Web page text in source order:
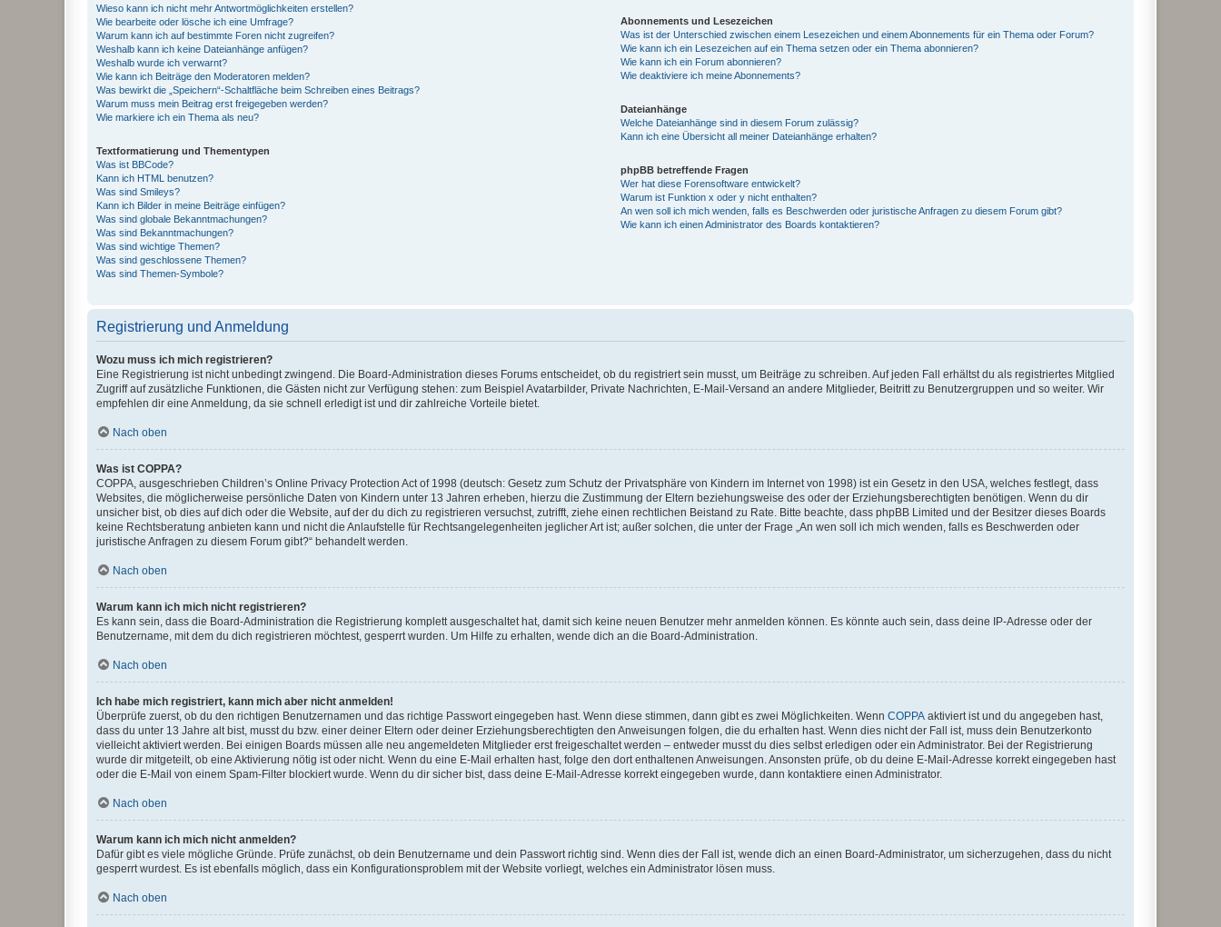
Wieso kann ich nicht mehr Antwortmöglichkeiten erstellen?
Wie bearbeite oder lösche ich eine Umfrage?
Warum kann ich auf bestimmte Foren nicht zugreifen?
Weshalb kann ich keine Dateianhänge anfügen?
Weshalb wurde ich verwarnt?
Wie kann ich Beiträge den Moderatoren melden?
Was bewirkt die „Speichern“-Schaltfläche beim Schreiben eines Beitrags?
Warum muss mein Beitrag erst freigegeben werden?
Wie markiere ich ein Thema als neu?
Textformatierung und Thementypen
Was ist BBCode?
Kann ich HTML benutzen?
Was sind Smileys?
Kann ich Bilder in meine Beiträge einfügen?
Was sind globale Bekanntmachungen?
Was sind Bekanntmachungen?
Was sind wichtige Themen?
Was sind geschlossene Themen?
Was sind Themen-Symbole?
Abonnements und Lesezeichen
Was ist der Unterschied zwischen einem Lesezeichen und einem Abonnements für ein Thema oder Forum?
Wie kann ich ein Lesezeichen auf ein Thema setzen oder ein Thema abonnieren?
Wie kann ich ein Forum abonnieren?
Wie deaktiviere ich meine Abonnements?
Dateianhänge
Welche Dateianhänge sind in diesem Forum zulässig?
Kann ich eine Übersicht all meiner Dateianhänge erhalten?
phpBB betreffende Fragen
Wer hat diese Forensoftware entwickelt?
Warum ist Funktion x oder y nicht enthalten?
An wen soll ich mich wenden, falls es Beschwerden oder juristische Anfragen zu diesem Forum gibt?
Wie kann ich einen Administrator des Boards kontaktieren?
Registrierung und Anmeldung
Wozu muss ich mich registrieren?
Eine Registrierung ist nicht unbedingt zwingend. Die Board-Administration dieses Forums entscheidet, ob du registriert sein musst, um Beiträge zu schreiben. Auf jeden Fall erhältst du als registriertes Mitglied
Zugriff auf zusätzliche Funktionen, die Gästen nicht zur Verfügung stehen: zum Beispiel Avatarbilder, Private Nachrichten, E-Mail-Versand an andere Mitglieder, Beitritt zu Benutzergruppen und so weiter. Wir
empfehlen dir eine Anmeldung, da sie schnell erledigt ist und dir zahlreiche Vorteile bietet.
Nach oben
Was ist COPPA?
COPPA, ausgeschrieben Children’s Online Privacy Protection Act of 1998 (deutsch: Gesetz zum Schutz der Privatsphäre von Kindern im Internet von 1998) ist ein Gesetz in den USA, welches festlegt, dass
Websites, die möglicherweise persönliche Daten von Kindern unter 13 Jahren erheben, hierzu die Zustimmung der Eltern beziehungsweise des oder der Erziehungsberechtigten benötigen. Wenn du dir
unsicher bist, ob dies auf dich oder die Website, auf der du dich zu registrieren versuchst, zutrifft, ziehe einen rechtlichen Beistand zu Rate. Bitte beachte, dass phpBB Limited und der Besitzer dieses Boards
keine Rechtsberatung anbieten kann und nicht die Anlaufstelle für Rechtsangelegenheiten jeglicher Art ist; außer solchen, die unter der Frage „An wen soll ich mich wenden, falls es Beschwerden oder
juristische Anfragen zu diesem Forum gibt?“ behandelt werden.
Nach oben
Warum kann ich mich nicht registrieren?
Es kann sein, dass die Board-Administration die Registrierung komplett ausgeschaltet hat, damit sich keine neuen Benutzer mehr anmelden können. Es könnte auch sein, dass deine IP-Adresse oder der
Benutzername, mit dem du dich registrieren möchtest, gesperrt wurden. Um Hilfe zu erhalten, wende dich an die Board-Administration.
Nach oben
Ich habe mich registriert, kann mich aber nicht anmelden!
Überprüfe zuerst, ob du den richtigen Benutzernamen und das richtige Passwort eingegeben hast. Wenn diese stimmen, dann gibt es zwei Möglichkeiten. Wenn COPPA aktiviert ist und du angegeben hast,
dass du unter 13 Jahre alt bist, musst du bzw. einer deiner Eltern oder deiner Erziehungsberechtigten den Anweisungen folgen, die du erhalten hast. Wenn dies nicht der Fall ist, muss dein Benutzerkonto
vielleicht aktiviert werden. Bei einigen Boards müssen alle neu angemeldeten Mitglieder erst freigeschaltet werden – entweder musst du dies selbst erledigen oder ein Administrator. Bei der Registrierung
wurde dir mitgeteilt, ob eine Aktivierung nötig ist oder nicht. Wenn du eine E-Mail erhalten hast, folge den dort enthaltenen Anweisungen. Ansonsten prüfe, ob du deine E-Mail-Adresse korrekt eingegeben hast
oder die E-Mail von einem Spam-Filter blockiert wurde. Wenn du dir sicher bist, dass deine E-Mail-Adresse korrekt eingegeben wurde, dann kontaktiere einen Administrator.
Nach oben
Warum kann ich mich nicht anmelden?
Dafür gibt es viele mögliche Gründe. Prüfe zunächst, ob dein Benutzername und dein Passwort richtig sind. Wenn dies der Fall ist, wende dich an einen Board-Administrator, um sicherzugehen, dass du nicht
gesperrt wurdest. Es ist ebenfalls möglich, dass ein Konfigurationsproblem mit der Website vorliegt, welches ein Administrator lösen muss.
Nach oben